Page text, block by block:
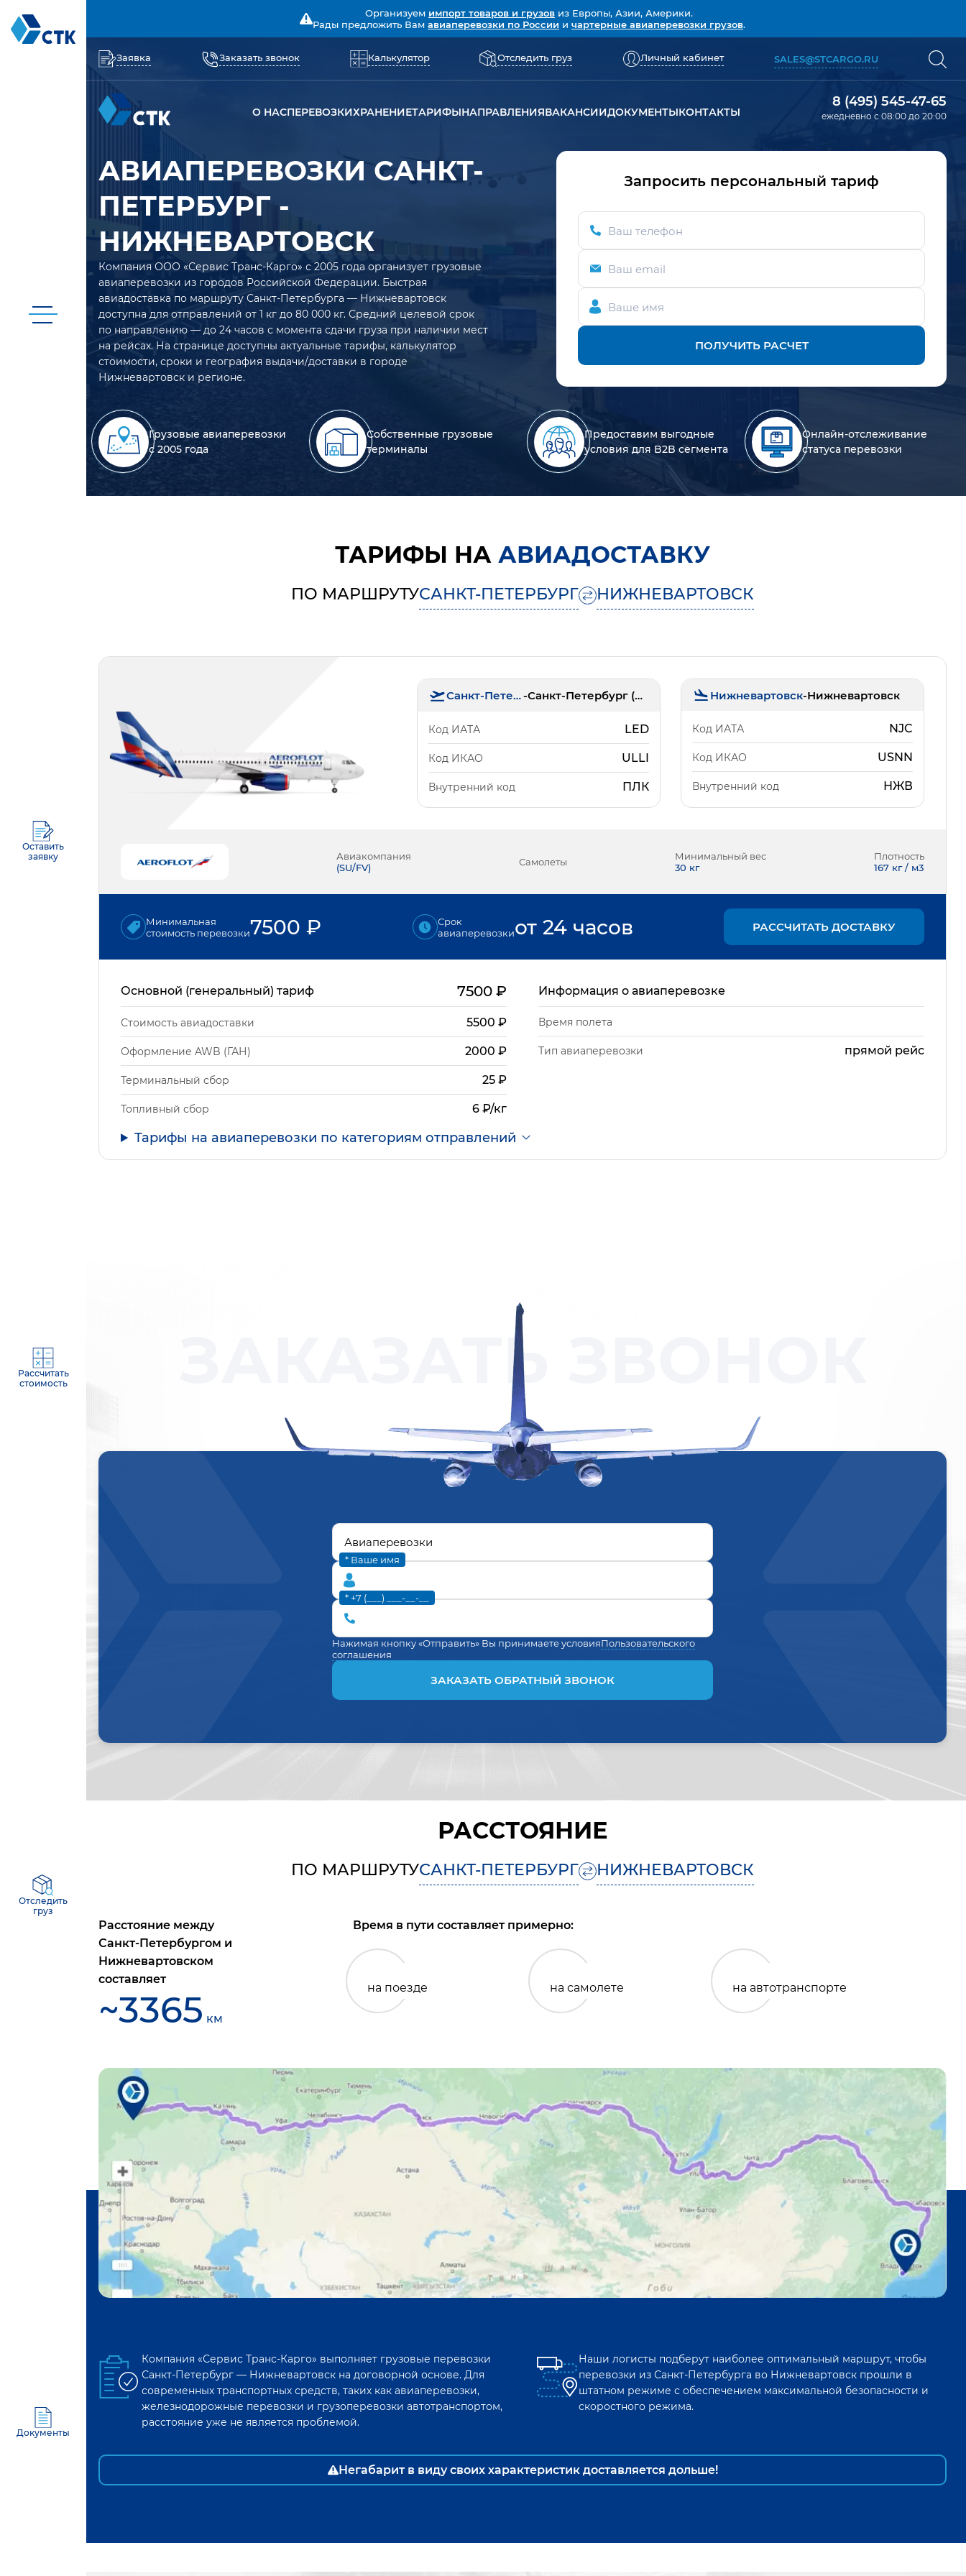
Оставить
заявку
Рассчитать
стоимость
Отследить
груз
Документы
Организуем импорт товаров и грузов из Европы, Азии, Америки.
Рады предложить Вам авиаперевозки по России и чартерные авиаперевозки грузов.
Заявка Заказать звонок Калькулятор Отследить груз Личный кабинет SALES@STCARGO.RU
О НАСПЕРЕВОЗКИХРАНЕНИЕТАРИФЫНАПРАВЛЕНИЯВАКАНСИИДОКУМЕНТЫКОНТАКТЫ
8 (495) 545-47-65
ежедневно с 08:00 до 20:00
АВИАПЕРЕВОЗКИ САНКТ-
ПЕТЕРБУРГ -
НИЖНЕВАРТОВСК
Компания ООО «Сервис Транс-Карго» с 2005 года организует грузовые
авиаперевозки из городов Российской Федерации. Быстрая
авиадоставка по маршруту Санкт-Петербурга — Нижневартовск
доступна для отправлений от 1 кг до 80 000 кг. Средний целевой срок
по направлению — до 24 часов с момента сдачи груза при наличии мест
на рейсах. На странице доступны актуальные тарифы, калькулятор
стоимости, сроки и география выдачи/доставки в городе
Нижневартовск и регионе.
Запросить персональный тариф
Ваш телефон
Ваш email
Ваше имя
ПОЛУЧИТЬ РАСЧЕТ
Грузовые авиаперевозки
с 2005 года
Собственные грузовые
терминалы
Предоставим выгодные
условия для B2B сегмента
Онлайн-отслеживание
статуса перевозки
ТАРИФЫ НА АВИАДОСТАВКУ
ПО МАРШРУТУСАНКТ-ПЕТЕРБУРГ НИЖНЕВАРТОВСК
Санкт-Петербург- Санкт-Петербург (Пулково)
Код ИАТА LED
Код ИКАО ULLI
Внутренний код ПЛК
Нижневартовск-Нижневартовск
Код ИАТА NJC
Код ИКАО USNN
Внутренний код НЖВ
Авиакомпания
(SU/FV) Самолеты
Минимальный вес
30 кг
Плотность
167 кг / м3
Минимальная
стоимость перевозки7500 ₽
Срок
авиаперевозкиот 24 часов РАССЧИТАТЬ ДОСТАВКУ
Основной (генеральный) тариф 7500₽
Стоимость авиадоставки 5500 ₽
Оформление AWB (ГАН) 2000 ₽
Терминальный сбор 25₽
Топливный сбор 6 ₽/кг
Информация о авиаперевозке
Время полета
Тип авиаперевозки прямой рейс
Тарифы на авиаперевозки по категориям отправлений
ЗАКАЗАТЬ ЗВОНОК
* Ваше имя
* +7 (___) ___-__-__
Нажимая кнопку «Отправить» Вы принимаете условияПользовательского
соглашения
ЗАКАЗАТЬ ОБРАТНЫЙ ЗВОНОК
РАССТОЯНИЕ
ПО МАРШРУТУСАНКТ-ПЕТЕРБУРГ НИЖНЕВАРТОВСК
Расстояние между
Санкт-Петербургом и
Нижневартовском
составляет
~3365 км
Время в пути составляет примерно:
на поезде на самолете на автотранспорте
Компания «Сервис Транс-Карго» выполняет грузовые перевозки
Санкт-Петербург — Нижневартовск на договорной основе. Для
современных транспортных средств, таких как авиаперевозки,
железнодорожные перевозки и грузоперевозки автотранспортом,
расстояние уже не является проблемой.
Наши логисты подберут наиболее оптимальный маршрут, чтобы
перевозки из Санкт-Петербурга во Нижневартовскпрошли в
штатном режиме с обеспечением максимальной безопасности и
скоростного режима.
Негабарит в виду своих характеристик доставляется дольше!